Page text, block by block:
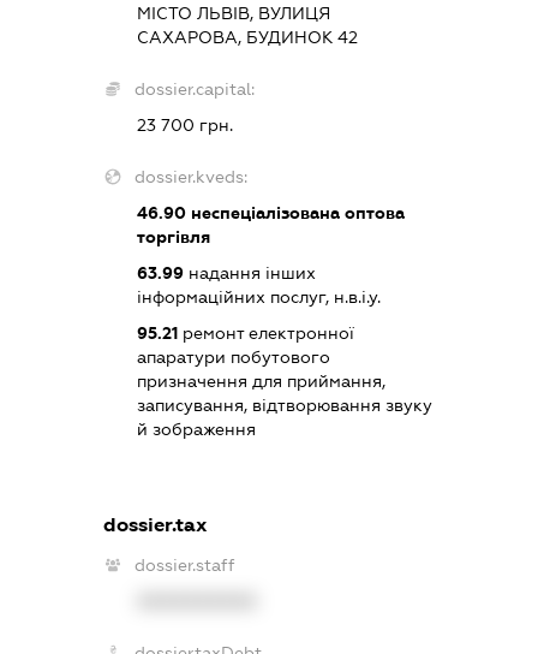
МІСТО ЛЬВІВ, ВУЛИЦЯ
САХАРОВА, БУДИНОК 42
dossier.capital:
23 700 грн.
dossier.kveds:
46.90неспеціалізована оптова
торгівля
63.99надання інших
інформаційних послуг, н.в.і.у.
95.21ремонт електронної
апаратури побутового
призначення для приймання,
записування, відтворювання звуку
й зображення
dossier.tax
dossier.staff